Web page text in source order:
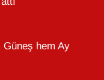
hem Ay